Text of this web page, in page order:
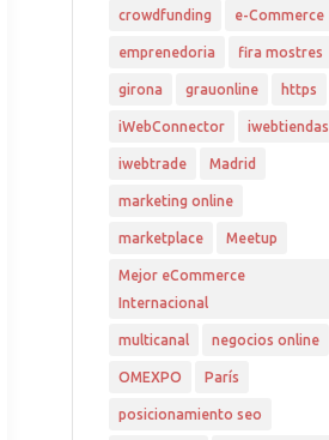
crowdfunding e-Commerce
emprenedoria fira mostres
girona grauonline https
iWebConnector iwebtiendas
iwebtrade Madrid
marketing online
marketplace Meetup
Mejor eCommerce
Internacional
multicanal negocios online
OMEXPO París
posicionamiento seo